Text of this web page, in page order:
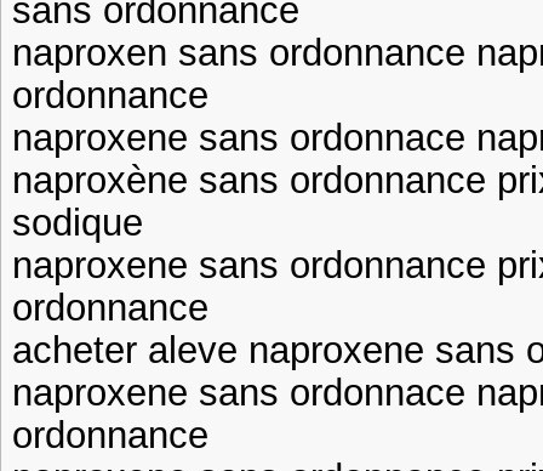
sans ordonnance
naproxen sans ordonnance
ordonnance
naproxene sans ordonnace
naproxène sans ordonnance
sodique
naproxene sans ordonnance
ordonnance
acheter aleve naproxene sans
naproxene sans ordonnace
ordonnance